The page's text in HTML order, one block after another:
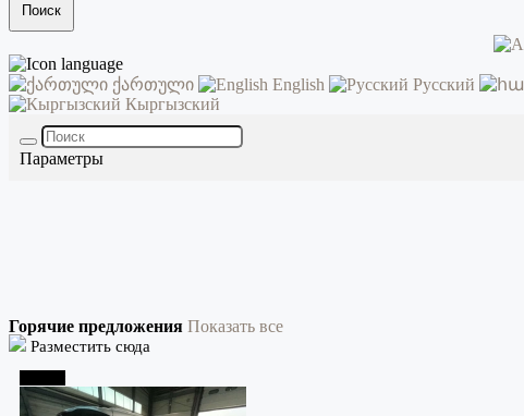
Поиск
ქართული English Русский
Кыргызский
Параметры
Горячие предложения Показать все
Разместить сюда